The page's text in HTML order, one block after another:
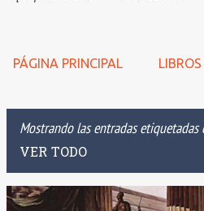
PÁGINA PRINCIPAL LIBROS
Mostrando las entradas etiquetadas
VER TODO